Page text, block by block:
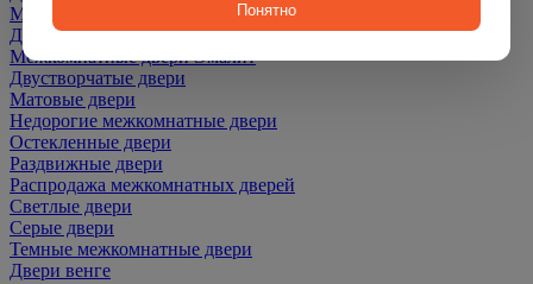
Межкомнатные двери ПЭТ
Двери со скидкой
Межкомнатные двери Эмалит
Двустворчатые двери
Матовые двери
Недорогие межкомнатные двери
Остекленные двери
Раздвижные двери
Распродажа межкомнатных дверей
Светлые двери
Серые двери
Темные межкомнатные двери
Двери венге
Понятно